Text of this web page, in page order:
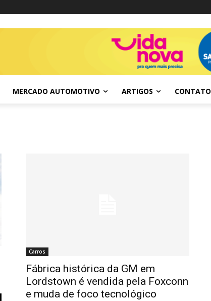
MERCADO AUTOMOTIVO ARTIGOS CONTATO
Carros
Fábrica histórica da GM em
Lordstown é vendida pela Foxconn
e muda de foco tecnológico